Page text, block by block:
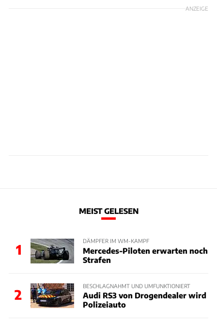
ANZEIGE
MEIST GELESEN
1
DÄMPFER IM WM-KAMPF
Mercedes-Piloten erwarten noch
Strafen
2
BESCHLAGNAHMT UND UMFUNKTIONIERT
Audi RS3 von Drogendealer wird
Polizeiauto